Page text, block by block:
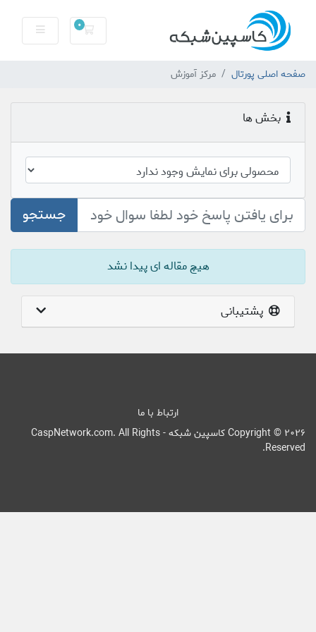
0
سبد خرید
صفحه اصلی پورتال مرکز آموزش
بخش ها
جستجو
هیچ مقاله ای پیدا نشد
پشتیبانی
ارتباط با ما
Copyright © 2026 کاسپین شبکه - CaspNetwork.com. All Rights
Reserved.